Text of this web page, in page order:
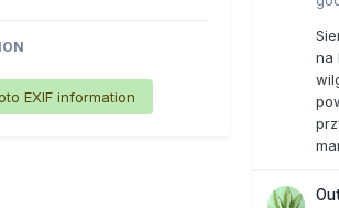
EXIF information
na